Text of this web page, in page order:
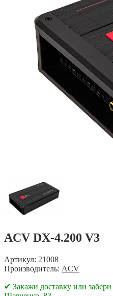
ACV DX-4.200 V3
Артикул: 21008
Производитель: ACV
✔ Закажи доставку или